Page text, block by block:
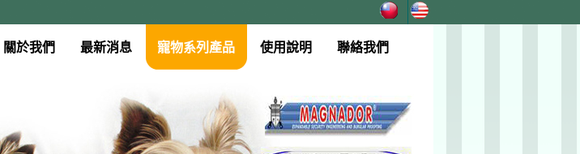
關於我們 最新消息 寵物系列產品 使用說明 聯絡我們